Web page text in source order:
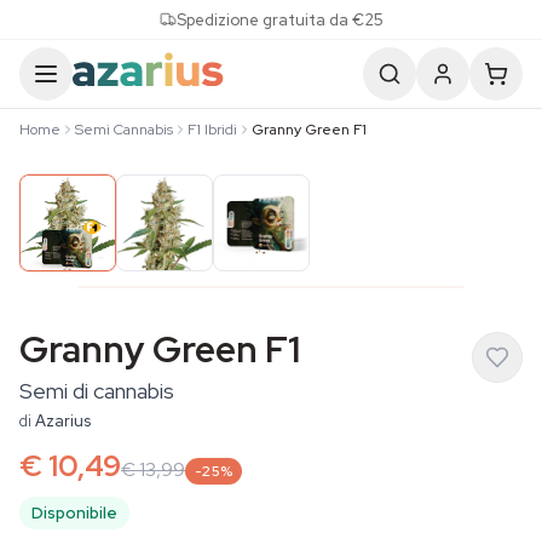
Spedizione gratuita da €25
Home Semi Cannabis F1 Ibridi Granny Green F1
Granny Green F1
Semi di cannabis
di Azarius
€ 10,49€ 13,99 -25%
Disponibile